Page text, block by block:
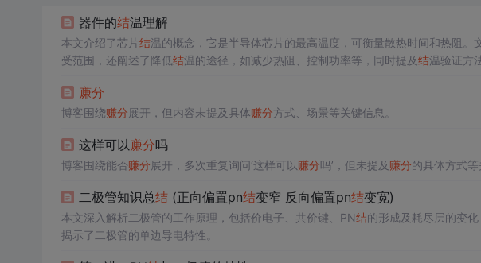
器件的结温理解
本文介绍了芯片结温的概念，它是半导体芯片的最高温度，可衡量散热时间和热阻。
受范围，还阐述了降低结温的途径，如减少热阻、控制功率等，同时提及结温验证方
赚分
博客围绕赚分展开，但内容未提及具体赚分方式、场景等关键信息。
这样可以赚分吗
博客围绕能否赚分展开，多次重复询问‘这样可以赚分吗’，但未提及 赚分的具体方式等
二极管知识总结(正向偏置pn结变窄 反向偏置pn结变宽)
本文深入解析二极管的工作原理，包括价电子、共价键、PN结的形成及耗尽层的变
揭示了二极管的单边导电特性。